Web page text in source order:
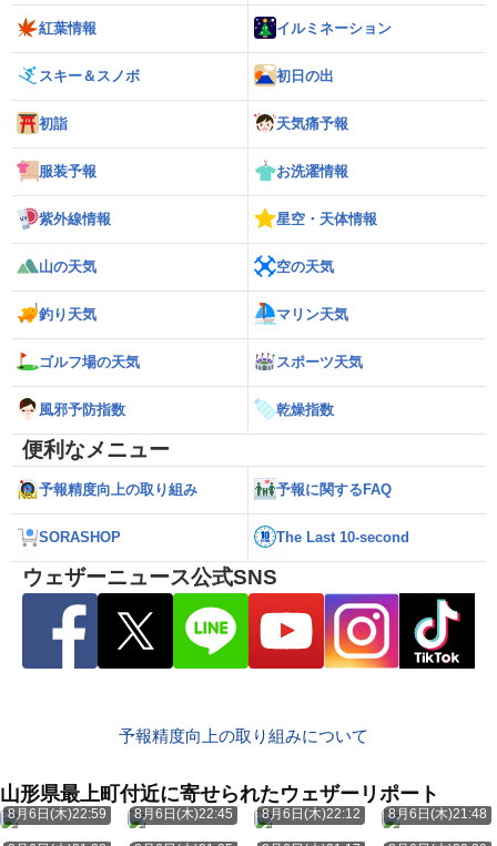
紅葉情報 イルミネーション
スキー＆スノボ 初日の出
初詣 天気痛予報
服装予報 お洗濯情報
紫外線情報 星空・天体情報
山の天気 空の天気
釣り天気 マリン天気
ゴルフ場の天気 スポーツ天気
風邪予防指数 乾燥指数
便利なメニュー
予報精度向上の取り組み 予報に関するFAQ
SORASHOP The Last 10-second
ウェザーニュース公式SNS
予報精度向上の取り組みについて
山形県最上町付近に寄せられたウェザーリポート
8月6日(木)22:59 8月6日(木)22:45 8月6日(木)22:12 8月6日(木)21:48